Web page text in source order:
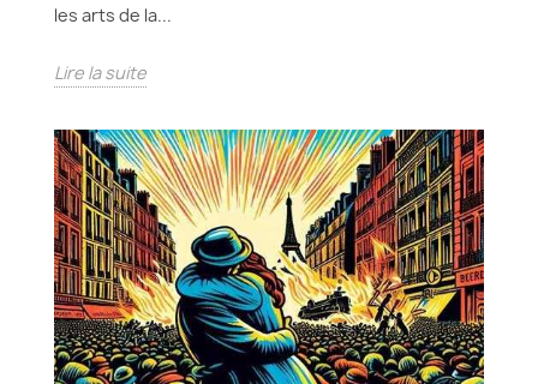
les arts de la...
Lire la suite